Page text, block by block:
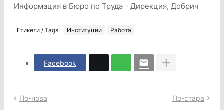
Информация в Бюро по Труда - Дирекция, Добрич
Етикети / Tags Институции Работа
Facebook
По-нова По-стара